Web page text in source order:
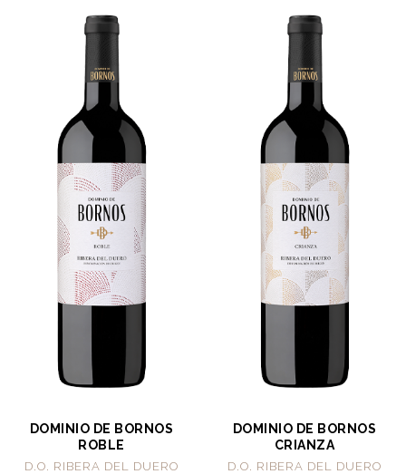
DOMINIO DE BORNOS
ROBLE
D.O. RIBERA DEL DUERO
DOMINIO DE BORNOS
CRIANZA
D.O. RIBERA DEL DUERO